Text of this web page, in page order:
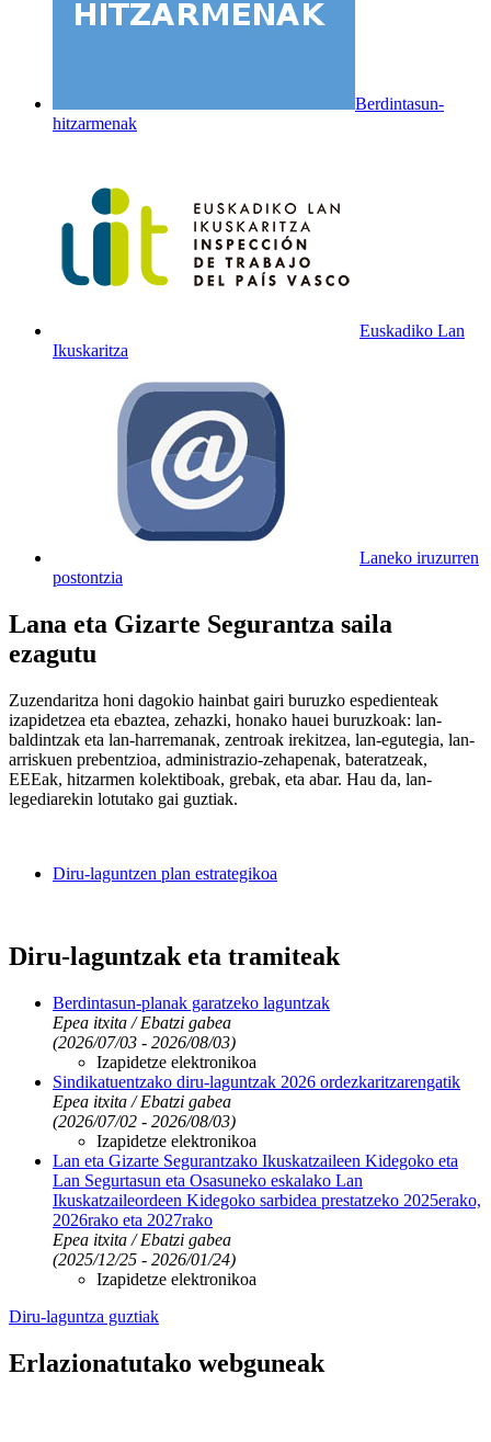
Berdintasun-
hitzarmenak
Euskadiko Lan
Ikuskaritza
Laneko iruzurren
postontzia
Lana eta Gizarte Segurantza saila
ezagutu
Zuzendaritza honi dagokio hainbat gairi buruzko espedienteak
izapidetzea eta ebaztea, zehazki, honako hauei buruzkoak: lan-
baldintzak eta lan-harremanak, zentroak irekitzea, lan-egutegia, lan-
arriskuen prebentzioa, administrazio-zehapenak, bateratzeak,
EEEak, hitzarmen kolektiboak, grebak, eta abar. Hau da, lan-
legediarekin lotutako gai guztiak.
Diru-laguntzen plan estrategikoa
Diru-laguntzak eta tramiteak
Berdintasun-planak garatzeko laguntzak
Epea itxita / Ebatzi gabea
(2026/07/03 - 2026/08/03)
Izapidetze elektronikoa
Sindikatuentzako diru-laguntzak 2026 ordezkaritzarengatik
Epea itxita / Ebatzi gabea
(2026/07/02 - 2026/08/03)
Izapidetze elektronikoa
Lan eta Gizarte Segurantzako Ikuskatzaileen Kidegoko eta
Lan Segurtasun eta Osasuneko eskalako Lan
Ikuskatzaileordeen Kidegoko sarbidea prestatzeko 2025erako,
2026rako eta 2027rako
Epea itxita / Ebatzi gabea
(2025/12/25 - 2026/01/24)
Izapidetze elektronikoa
Diru-laguntza guztiak
Erlazionatutako webguneak